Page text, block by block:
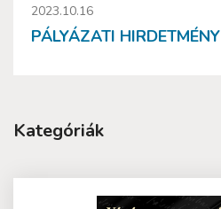
2023.10.16
PÁLYÁZATI HIRDETMÉNY
Kategóriák